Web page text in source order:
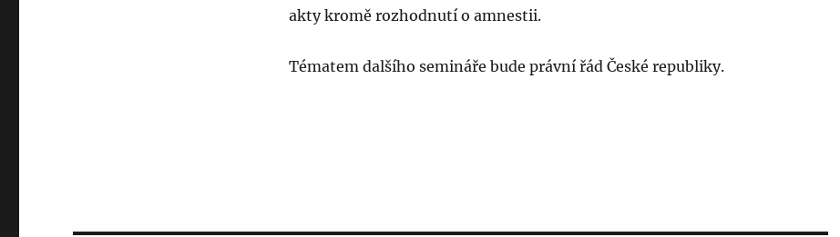
akty kromě rozhodnutí o amnestii.
Tématem dalšího semináře bude právní řád České republiky.